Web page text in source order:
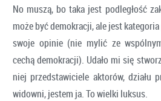
No muszą, bo taka jest podległość
może być demokracji, ale jest
swoje opinie (nie mylić ze
cechą demokracji). Udało mi się
niej przedstawiciele aktorów, działu
widowni, jestem ja. To wielki luksus.